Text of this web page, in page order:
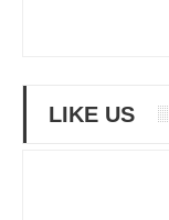
LIKE US